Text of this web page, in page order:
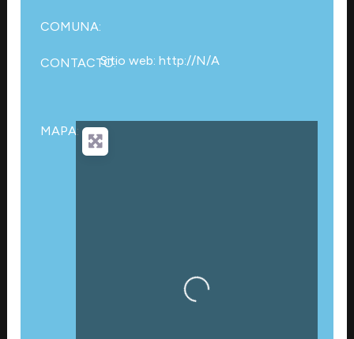
COMUNA:
CONTACTO:Sitio web: http://N/A
MAPA:
Cargando…